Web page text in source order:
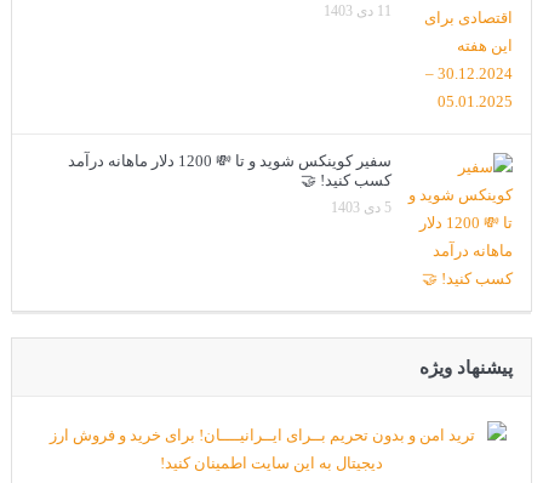
11 دی 1403
سفیر کوینکس شوید و تا 💸 1200 دلار ماهانه درآمد
کسب کنید! 🤝
5 دی 1403
پیشنهاد ویژه